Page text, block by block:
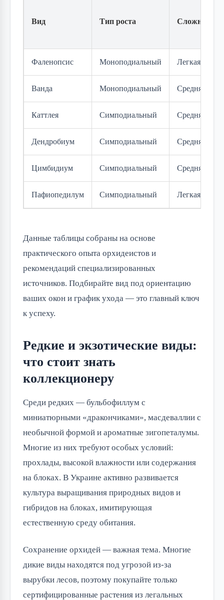
Вид Тип роста Сложность
Фаленопсис Моноподиальный Легкая
Ванда Моноподиальный Средняя
Каттлея Симподиальный Средняя
Дендробиум Симподиальный Средняя
Цимбидиум Симподиальный Средняя
Пафиопедилум Симподиальный Легкая
Данные таблицы собраны на основе
практического опыта орхидеистов и
рекомендаций специализированных
источников. Подбирайте вид под ориентацию
ваших окон и график ухода — это главный ключ
к успеху.
Редкие и экзотические виды:
что стоит знать
коллекционеру
Среди редких — бульбофиллум с
миниатюрными «дракончиками», масдеваллии с
необычной формой и ароматные зигопеталумы.
Многие из них требуют особых условий:
прохлады, высокой влажности или содержания
на блоках. В Украине активно развивается
культура выращивания природных видов и
гибридов на блоках, имитирующая
естественную среду обитания.
Сохранение орхидей — важная тема. Многие
дикие виды находятся под угрозой из-за
вырубки лесов, поэтому покупайте только
сертифицированные растения из легальных